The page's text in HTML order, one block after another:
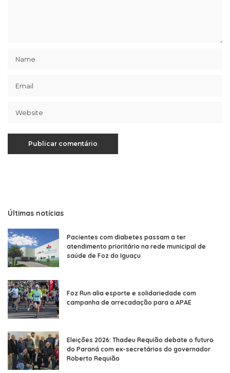
Últimas notícias
Pacientes com diabetes passam a ter
atendimento prioritário na rede municipal de
saúde de Foz do Iguaçu
Foz Run alia esporte e solidariedade com
campanha de arrecadação para a APAE
Eleições 2026: Thadeu Requião debate o futuro
do Paraná com ex-secretários do governador
Roberto Requião